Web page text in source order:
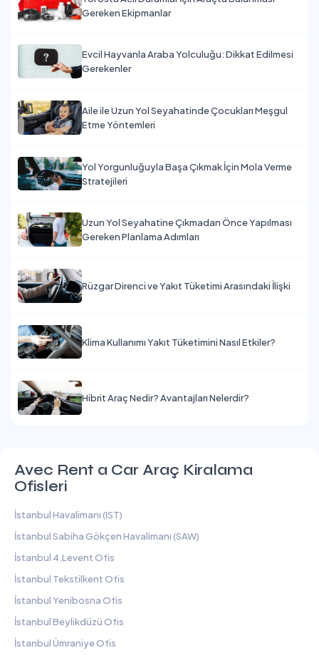
Gereken Ekipmanlar
Evcil Hayvanla Araba Yolculuğu: Dikkat Edilmesi
Gerekenler
Aile ile Uzun Yol Seyahatinde Çocukları Meşgul
Etme Yöntemleri
Yol Yorgunluğuyla Başa Çıkmak İçin Mola Verme
Stratejileri
Uzun Yol Seyahatine Çıkmadan Önce Yapılması
Gereken Planlama Adımları
Rüzgar Direnci ve Yakıt Tüketimi Arasındaki İlişki
Klima Kullanımı Yakıt Tüketimini Nasıl Etkiler?
Hibrit Araç Nedir? Avantajları Nelerdir?
Avec Rent a Car Araç Kiralama
Ofisleri
İstanbul Havalimanı (IST)
İstanbul Sabiha Gökçen Havalimanı (SAW)
İstanbul 4.Levent Ofis
İstanbul Tekstilkent Ofis
İstanbul Yenibosna Ofis
İstanbul Beylikdüzü Ofis
İstanbul Ümraniye Ofis